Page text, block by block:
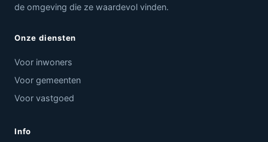
de omgeving die ze waardevol vinden.
Onze diensten
Voor inwoners
Voor gemeenten
Voor vastgoed
Info